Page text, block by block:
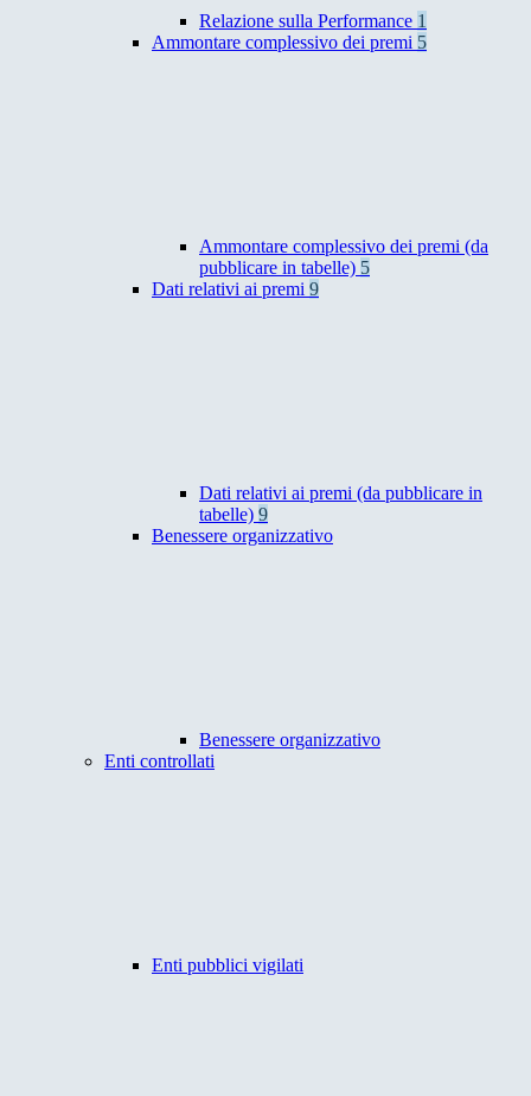
Relazione sulla Performance 1
Ammontare complessivo dei premi 5
Ammontare complessivo dei premi (da
pubblicare in tabelle) 5
Dati relativi ai premi 9
Dati relativi ai premi (da pubblicare in
tabelle) 9
Benessere organizzativo
Benessere organizzativo
Enti controllati
Enti pubblici vigilati